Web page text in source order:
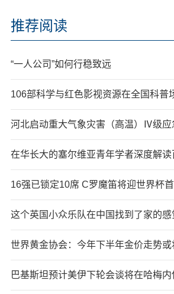
推荐阅读
“一人公司”如何行稳致远
106部科学与红色影视资源在全国科普
河北启动重大气象灾害（高温）Ⅳ级应
在华长大的塞尔维亚青年学者深度解读
16强已锁定10席 C罗魔笛将迎世界杯
这个英国小众乐队在中国找到了家的感
世界黄金协会：今年下半年金价走势或
巴基斯坦预计美伊下轮会谈将在哈梅